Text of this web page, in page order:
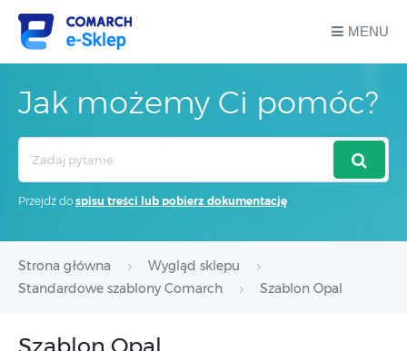
MENU
Jak możemy Ci pomóc?
Przejdź do spisu treści lub pobierz dokumentację
Strona główna
Wygląd sklepu
Standardowe szablony Comarch
Szablon Opal